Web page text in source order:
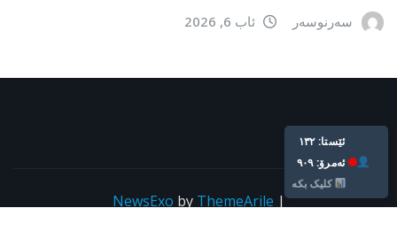
سەرنوسەر ئاب 6, 2026
|
NewsExo by ThemeArile
ئێستا: ١٣٢
ئه‌مرۆ: ٩٠٩
کلیک بکە